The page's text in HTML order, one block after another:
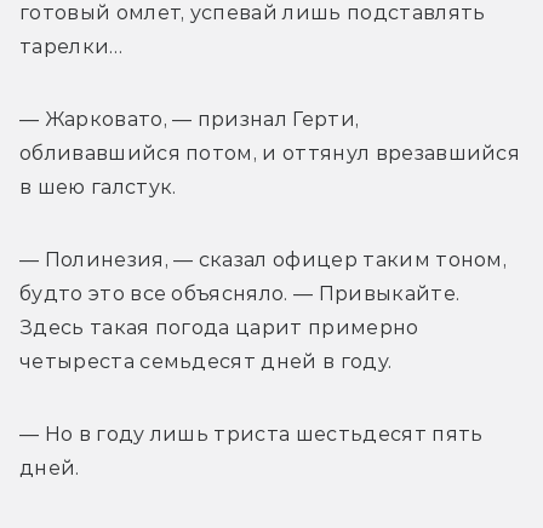
готовый омлет, успевай лишь подставлять
тарелки…
— Жарковато, — признал Герти,
обливавшийся потом, и оттянул врезавшийся
в шею галстук.
— Полинезия, — сказал офицер таким тоном,
будто это все объясняло. — Привыкайте.
Здесь такая погода царит примерно
четыреста семьдесят дней в году.
— Но в году лишь триста шестьдесят пять
дней.